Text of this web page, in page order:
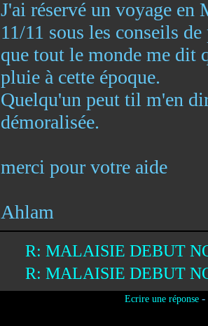
J'ai réservé un voyage
11/11 sous les conseils
que tout le monde me dit
pluie à cette époque.
Quelqu'un peut til m'en
démoralisée.
merci pour votre aide
Ahlam
R: MALAISIE DEBUT
R: MALAISIE DEBUT
Ecrire une réponse-